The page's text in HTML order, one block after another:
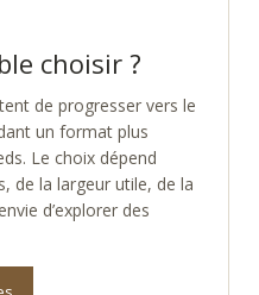
choisir ?
de progresser vers le
un format plus
Le choix dépend
de la largeur utile, de la
d’explorer des